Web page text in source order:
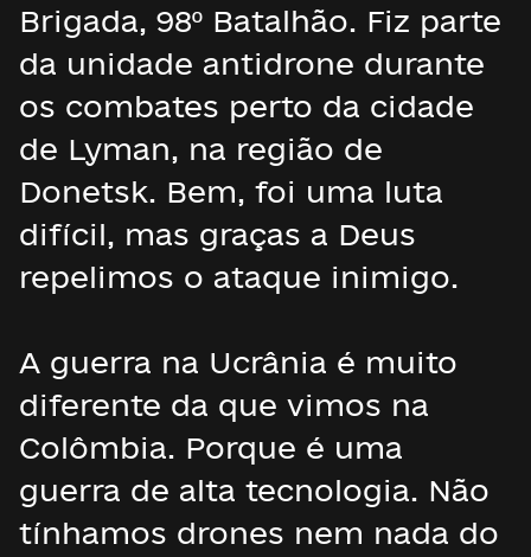
Brigada, 98º Batalhão. Fiz parte
da unidade antidrone durante
os combates perto da cidade
de Lyman, na região de
Donetsk. Bem, foi uma luta
difícil, mas graças a Deus
repelimos o ataque inimigo.
A guerra na Ucrânia é muito
diferente da que vimos na
Colômbia. Porque é uma
guerra de alta tecnologia. Não
tínhamos drones nem nada do